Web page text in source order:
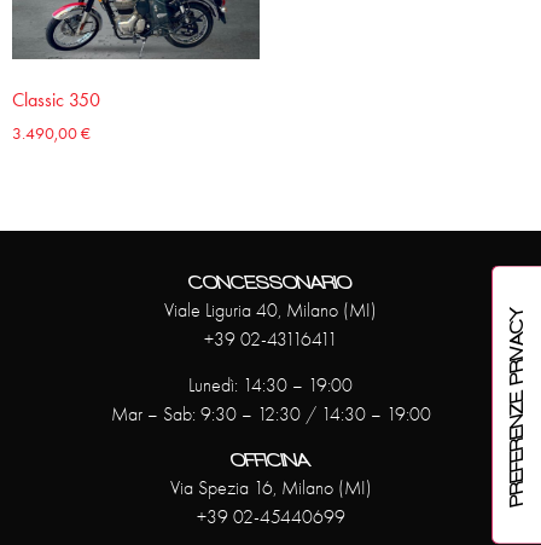
Classic 350
3.490,00€
CONCESSONARIO
Viale Liguria 40, Milano (MI)
+39 02-43116411
Lunedì: 14:30 – 19:00
Mar – Sab: 9:30 – 12:30 / 14:30 – 19:00
OFFICINA
Via Spezia 16, Milano (MI)
+39 02-45440699